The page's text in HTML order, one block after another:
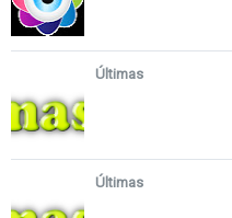
Últimas
Últimas